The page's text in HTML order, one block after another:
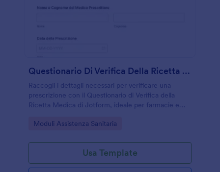
Questionario Di Verifica Della Ricetta Medica
Raccogli i dettagli necessari per verificare una
prescrizione con il Questionario di Verifica della
Ricetta Medica di Jotform, ideale per farmacie e
e gestire ogni invio del modulo.
Go to Category:
Moduli Assistenza Sanitaria
Usa Template